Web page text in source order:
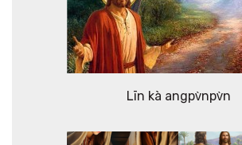
Līn kà angpv̀npv̀n